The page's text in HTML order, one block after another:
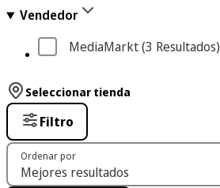
Vendedor
MediaMarkt (3 Resultados)
Seleccionar tienda
Filtro
Ordenar por